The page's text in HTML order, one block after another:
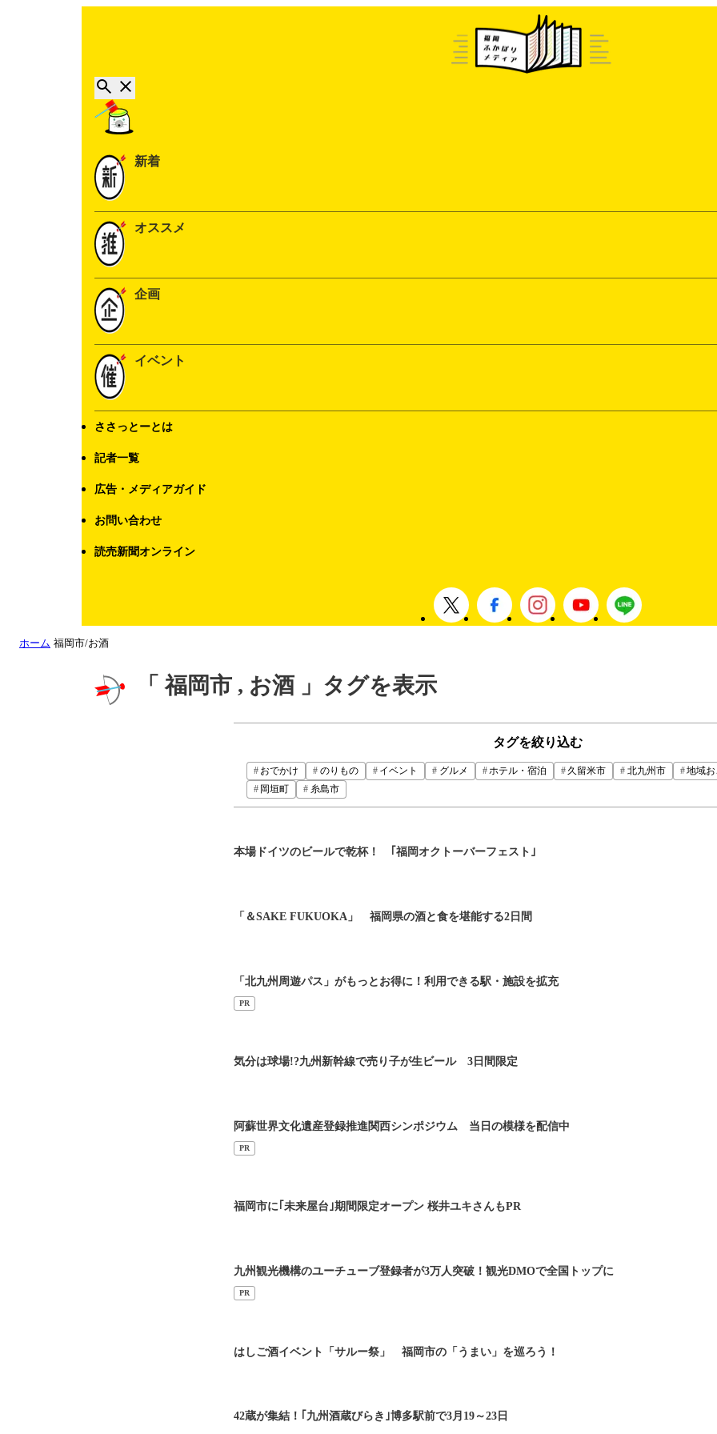
新着
オススメ
企画
イベント
ささっとーとは
記者一覧
広告・メディアガイド
お問い合わせ
読売新聞オンライン
ホーム 福岡市/お酒
「 福岡市 , お酒 」タグを表示
タグを絞り込む
おでかけ のりもの イベント グルメ ホテル・宿泊 久留米市 北九州市 地域お
岡垣町
糸島市
本場ドイツのビールで乾杯！ ｢福岡オクトーバーフェスト｣
「＆SAKE FUKUOKA」 福岡県の酒と食を堪能する2日間
「北九州周遊パス」がもっとお得に！利用できる駅・施設を拡充
PR
気分は球場!?九州新幹線で売り子が生ビール 3日間限定
阿蘇世界文化遺産登録推進関西シンポジウム 当日の模様を配信中
PR
福岡市に｢未来屋台｣期間限定オープン 桜井ユキさんもPR
九州観光機構のユーチューブ登録者が3万人突破！観光DMOで全国トップに
PR
はしご酒イベント「サルー祭」 福岡市の「うまい」を巡ろう！
42蔵が集結！｢九州酒蔵びらき｣博多駅前で3月19～23日